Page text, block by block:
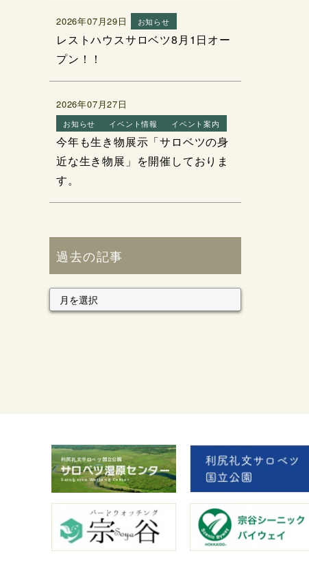
2026年07月29日 お知らせ
レストハウスサロベツ8月1日オー
プン！！
2026年07月27日
お知らせ イベント情報 イベント案内
今年も生き物展示「サロベツの身
近な生き物展」を開催しておりま
す。
過去の記事